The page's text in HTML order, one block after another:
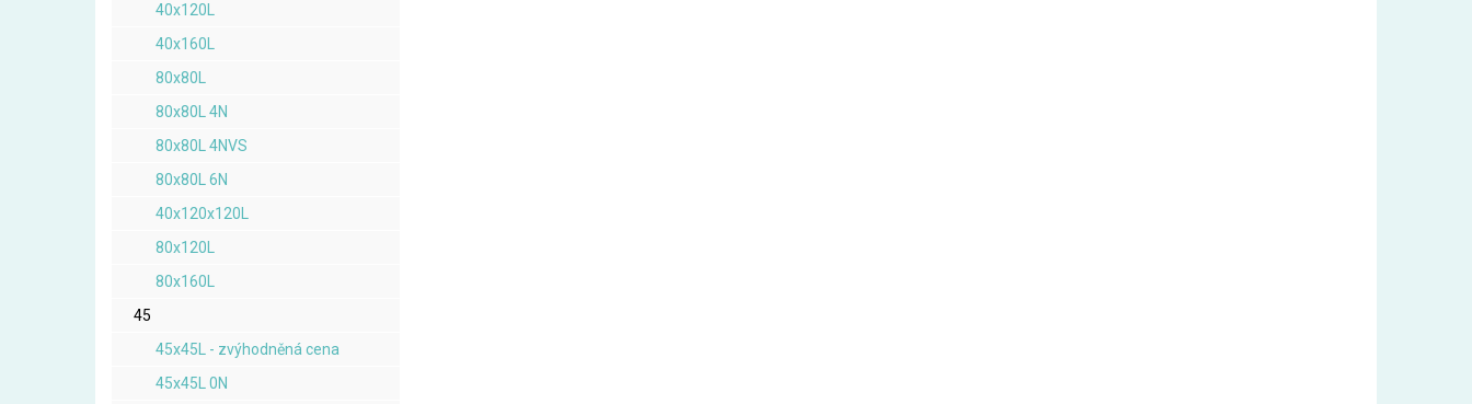
40x120L
40x160L
80x80L
80x80L 4N
80x80L 4NVS
80x80L 6N
40x120x120L
80x120L
80x160L
45
45x45L - zvýhodněná cena
45x45L 0N